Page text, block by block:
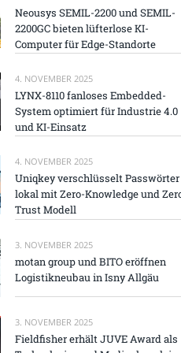
Neousys SEMIL-2200 und SEMIL-
2200GC bieten lüfterlose KI-
Computer für Edge-Standorte
4. NOVEMBER 2025
LYNX-8110 fanloses Embedded-
System optimiert für Industrie 4.0
und KI-Einsatz
4. NOVEMBER 2025
Uniqkey verschlüsselt Passwörter
lokal mit Zero-Knowledge und
Trust Modell
3. NOVEMBER 2025
motan group und BITO eröffnen
Logistikneubau in Isny Allgäu
3. NOVEMBER 2025
Fieldfisher erhält JUVE Award als